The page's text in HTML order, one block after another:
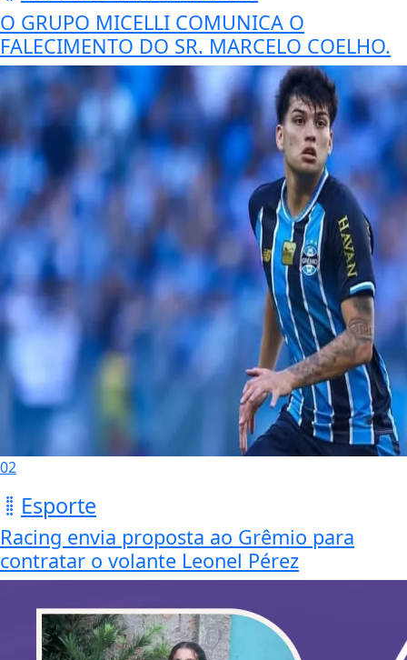
O GRUPO MICELLI COMUNICA O
FALECIMENTO DO SR. MARCELO COELHO.
02
Esporte
Racing envia proposta ao Grêmio para
contratar o volante Leonel Pérez